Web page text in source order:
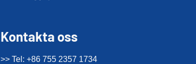
Kontakta oss
>> Tel: +86 755 2357 1734